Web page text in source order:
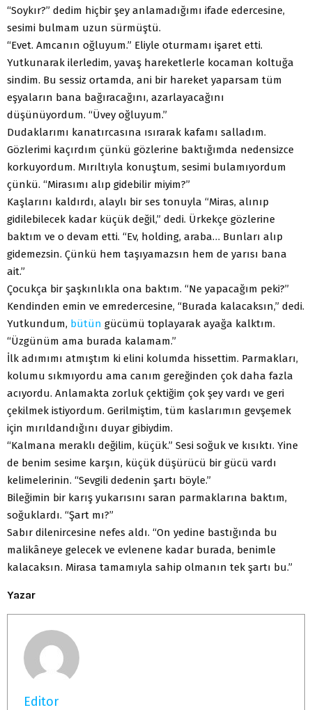
“Soykır?” dedim hiçbir şey anlamadığımı ifade edercesine,
sesimi bulmam uzun sürmüştü.
“Evet. Amcanın oğluyum.” Eliyle oturmamı işaret etti.
Yutkunarak ilerledim, yavaş hareketlerle kocaman koltuğa
sindim. Bu sessiz ortamda, ani bir hareket yaparsam tüm
eşyaların bana bağıracağını, azarlayacağını
düşünüyordum. “Üvey oğluyum.”
Dudaklarımı kanatırcasına ısırarak kafamı salladım.
Gözlerimi kaçırdım çünkü gözlerine baktığımda nedensizce
korkuyordum. Mırıltıyla konuştum, sesimi bulamıyordum
çünkü. “Mirasımı alıp gidebilir miyim?”
Kaşlarını kaldırdı, alaylı bir ses tonuyla “Miras, alınıp
gidilebilecek kadar küçük değil,” dedi. Ürkekçe gözlerine
baktım ve o devam etti. “Ev, holding, araba… Bunları alıp
gidemezsin. Çünkü hem taşıyamazsın hem de yarısı bana
ait.”
Çocukça bir şaşkınlıkla ona baktım. “Ne yapacağım peki?”
Kendinden emin ve emredercesine, “Burada kalacaksın,” dedi.
Yutkundum, bütün gücümü toplayarak ayağa kalktım.
“Üzgünüm ama burada kalamam.”
İlk adımımı atmıştım ki elini kolumda hissettim. Parmakları,
kolumu sıkmıyordu ama canım gereğinden çok daha fazla
acıyordu. Anlamakta zorluk çektiğim çok şey vardı ve geri
çekilmek istiyordum. Gerilmiştim, tüm kaslarımın gevşemek
için mırıldandığını duyar gibiydim.
“Kalmana meraklı değilim, küçük.” Sesi soğuk ve kısıktı. Yine
de benim sesime karşın, küçük düşürücü bir gücü vardı
kelimelerinin. “Sevgili dedenin şartı böyle.”
Bileğimin bir karış yukarısını saran parmaklarına baktım,
soğuklardı. “Şart mı?”
Sabır dilenircesine nefes aldı. “On yedine bastığında bu
malikâneye gelecek ve evlenene kadar burada, benimle
kalacaksın. Mirasa tamamıyla sahip olmanın tek şartı bu.”
Yazar
Editor